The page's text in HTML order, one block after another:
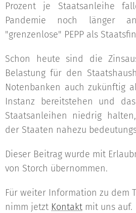
Prozent je Staatsanleihe
Pandemie noch länger
"grenzenlose" PEPP als
Schon heute sind die
Belastung für den
Notenbanken auch zukünftig
Instanz bereitstehen und
Staatsanleihen niedrig
der Staaten nahezu
Dieser Beitrag wurde mit
von Storch übernommen.
Für weiter Information zu dem
nimm jetzt Kontakt mit uns auf.